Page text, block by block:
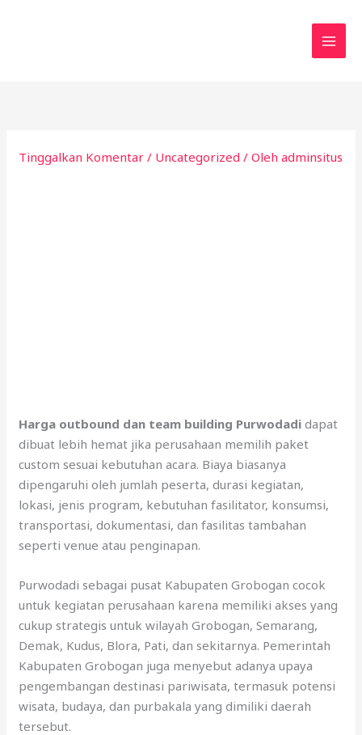
Tinggalkan Komentar / Uncategorized / Olehadminsitus
Harga outbound dan team building Purwodadi dapat
dibuat lebih hemat jika perusahaan memilih paket
custom sesuai kebutuhan acara. Biaya biasanya
dipengaruhi oleh jumlah peserta, durasi kegiatan,
lokasi, jenis program, kebutuhan fasilitator, konsumsi,
transportasi, dokumentasi, dan fasilitas tambahan
seperti venue atau penginapan.
Purwodadi sebagai pusat Kabupaten Grobogan cocok
untuk kegiatan perusahaan karena memiliki akses yang
cukup strategis untuk wilayah Grobogan, Semarang,
Demak, Kudus, Blora, Pati, dan sekitarnya. Pemerintah
Kabupaten Grobogan juga menyebut adanya upaya
pengembangan destinasi pariwisata, termasuk potensi
wisata, budaya, dan purbakala yang dimiliki daerah
tersebut.